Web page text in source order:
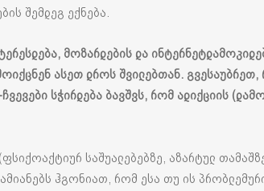
შემდეგ ექნება.
მოზარდების და
ასეთ დროს შვილებთან.
სჭირდება ბავშვს, რომ ადიქციის
საშუალებებზე, აზარტულ
ჰგონიათ, რომ ესა თუ ის